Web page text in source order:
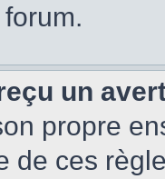
un
propre
de ces